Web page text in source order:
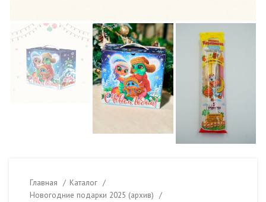
Главная
Каталог
Новогодние подарки 2025 (архив)